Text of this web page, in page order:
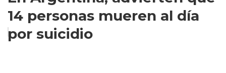
14 personas mueren al día
por suicidio